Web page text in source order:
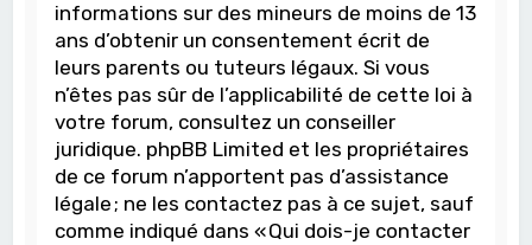
informations sur des mineurs de moins de 13
ans d’obtenir un consentement écrit de
leurs parents ou tuteurs légaux. Si vous
n’êtes pas sûr de l’applicabilité de cette loi à
votre forum, consultez un conseiller
juridique. phpBB Limited et les propriétaires
de ce forum n’apportent pas d’assistance
légale ; ne les contactez pas à ce sujet, sauf
comme indiqué dans « Qui dois-je contacter